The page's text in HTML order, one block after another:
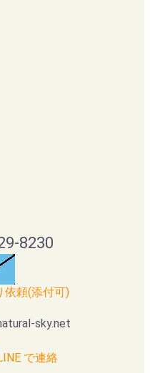
8230
依頼(添付可)
sky.net
で連絡